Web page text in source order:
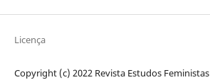
Licença
Copyright (c) 2022 Revista Estudos Feministas